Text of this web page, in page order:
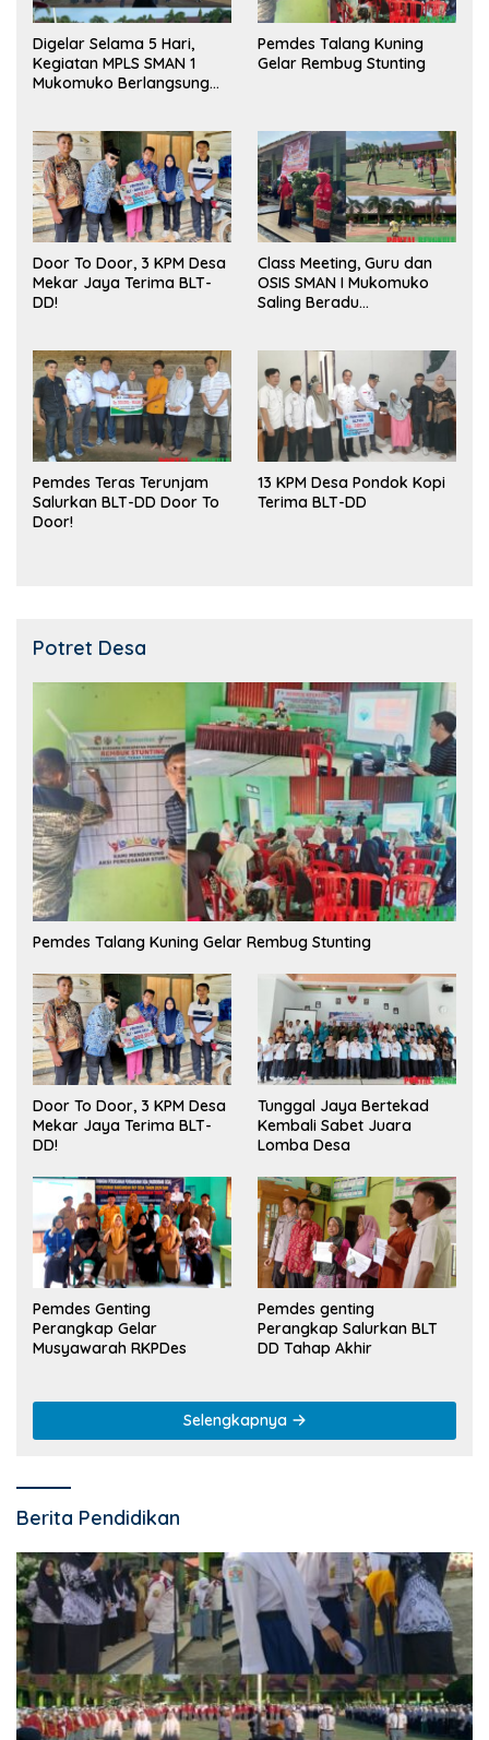
Digelar Selama 5 Hari,
Kegiatan MPLS SMAN 1
Mukomuko Berlangsung
Pemdes Talang Kuning
Gelar Rembug Stunting
Door To Door, 3 KPM Desa
Mekar Jaya Terima BLT-
DD!
Class Meeting, Guru dan
OSIS SMAN I Mukomuko
Saling Beradu
Pemdes Teras Terunjam
Salurkan BLT-DD Door To
Door!
13 KPM Desa Pondok Kopi
Terima BLT-DD
Potret Desa
Pemdes Talang Kuning Gelar Rembug Stunting
Door To Door, 3 KPM Desa
Mekar Jaya Terima BLT-
DD!
Tunggal Jaya Bertekad
Kembali Sabet Juara
Lomba Desa
Pemdes Genting
Perangkap Gelar
Musyawarah RKPDes
Pemdes genting
Perangkap Salurkan BLT
DD Tahap Akhir
Selengkapnya
Berita Pendidikan